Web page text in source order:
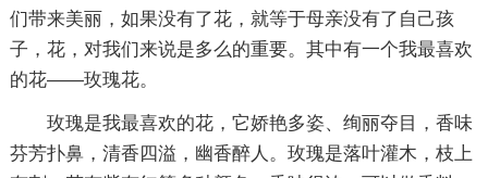
们带来美丽，如果没有了花，就等于母亲没有了自己孩
子，花，对我们来说是多么的重要。其中有一个我最喜欢
的花——玫瑰花。
玫瑰是我最喜欢的花，它娇艳多姿、绚丽夺目，香味
芬芳扑鼻，清香四溢，幽香醉人。玫瑰是落叶灌木，枝上